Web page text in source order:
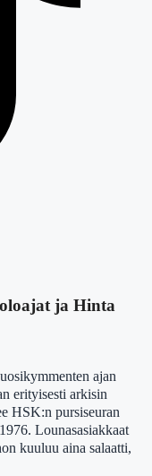
ja Hinta
ajan
erityisesti arkisin
HSK:n pursiseuran
Lounasasiakkaat
kuuluu aina salaatti,